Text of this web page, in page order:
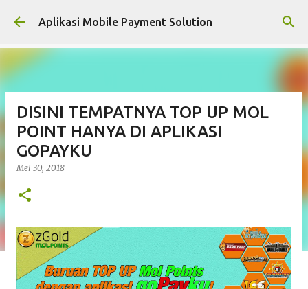
Langsung ke konten utama
Aplikasi Mobile Payment Solution
DISINI TEMPATNYA TOP UP MOL
POINT HANYA DI APLIKASI
GOPAYKU
Mei 30, 2018